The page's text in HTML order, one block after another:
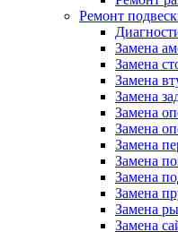
Ремонт
Замена
Замена
Замена
Замена
Замена
Замена
Замена
Замена
Замена
Замена
Замена
Замена